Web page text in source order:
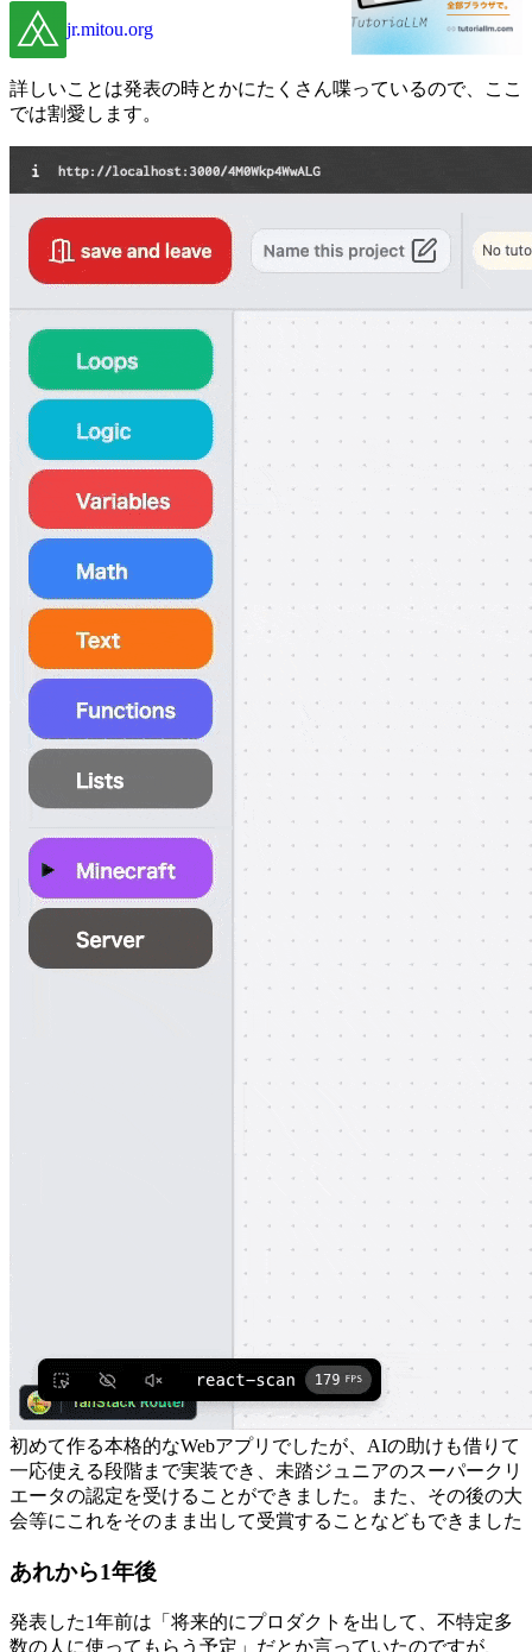
チュートリアルを通じて、プログラミン
グを教える人と学ぶ人をつなぐソフトウ
ェアです。プログラミングを学ぶ人は、
ブラウザ上で、AIと話しながらブロッ
クエディターを使ってプログラムを作成
すことができます。先生は、チュートリ
アルを作成するだけで、場所や時間に制
約されずAIが学習者に合わせたスタイ
ルで多くの人に届けることができるよう
になります。
jr.mitou.org
詳しいことは発表の時とかにたくさん喋っているので、ここ
では割愛します。
初めて作る本格的なWebアプリでしたが、AIの助けも借りて
一応使える段階まで実装でき、未踏ジュニアのスーパークリ
エータの認定を受けることができました。また、その後の大
会等にこれをそのまま出して受賞することなどもできました
あれから1年後
発表した1年前は「将来的にプロダクトを出して、不特定多
数の人に使ってもらう予定」だとか言っていたのですが、